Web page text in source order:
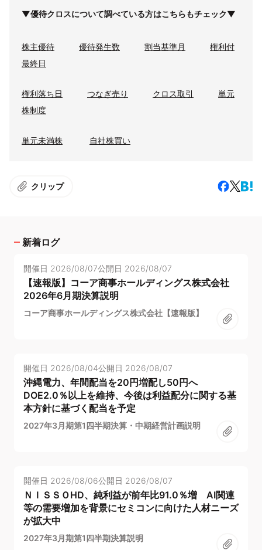
▼優待クロスについて調べている方はこちらもチェック▼
株主優待 優待発生数 割当基準月
権利付
最終日
権利落ち日 つなぎ売り クロス取引
単元
株制度
単元未満株 自社株買い
クリップ
新着ログ
開催日 2026/08/07公開日 2026/08/07
【速報版】コーア商事ホールディングス株式会社
2026年6月期決算説明
コーア商事ホールディングス株式会社【速報版】
開催日 2026/08/04公開日 2026/08/07
沖縄電力、年間配当を20円増配し50円へ
DOE2.0％以上を維持、今後は利益配分に関する基
本方針に基づく配当を予定
2027年3月期第1四半期決算・中期経営計画説明
開催日 2026/08/06公開日 2026/08/07
ＮＩＳＳＯHD、純利益が前年比91.0％増 AI関連
等の需要増加を背景にセミコンに向けた人材ニーズ
が拡大中
2027年3月期第1四半期決算説明